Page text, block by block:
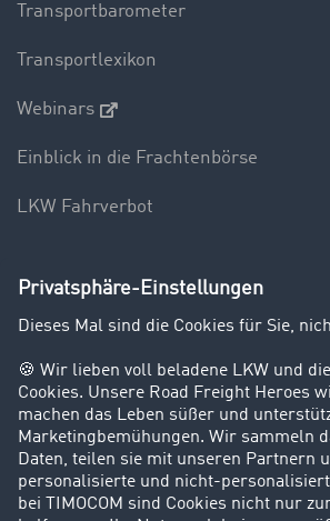
Transportbarometer
Transportlexikon
Webinars
Einblick in die Frachtenbörse
LKW Fahrverbot
Unternehmen
Kunden werben Kunden
Success Stories
Karriere
Support